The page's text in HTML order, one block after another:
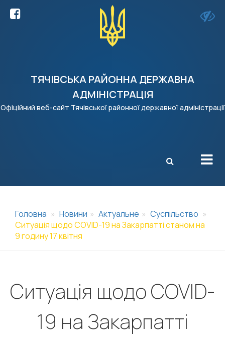
ТЯЧІВСЬКА РАЙОННА ДЕРЖАВНА
АДМІНІСТРАЦІЯ
Офіційний веб-сайт Тячівської районної державної адміністрації
X
Головна Новини Актуальне
Суспільство
Ситуація щодо COVID-19 на Закарпатті станом на
9 годину 17 квітня
Ситуація щодо COVID-
19 на Закарпатті